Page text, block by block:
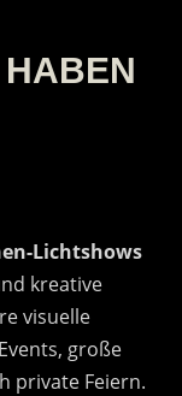
Lichtshows
kreative
visuelle
große
private Feiern.